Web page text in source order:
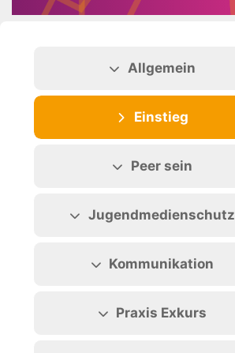
Allgemein
Einstieg
Peer sein
Jugendmedienschutz
Kommunikation
Praxis Exkurs